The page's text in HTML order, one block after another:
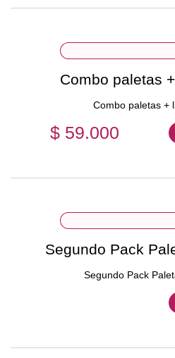
Combo paletas
Combo paletas +
$ 59.000
Segundo Pack
Segundo Pack